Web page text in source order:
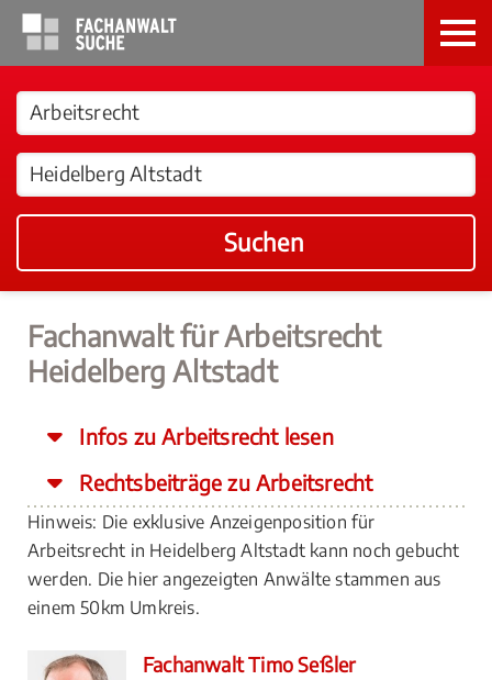
Suchen
Fachanwalt für Arbeitsrecht
Heidelberg Altstadt
Infos zu Arbeitsrecht lesen
Rechtsbeiträge zu Arbeitsrecht
Hinweis: Die exklusive Anzeigenposition für
Arbeitsrecht in Heidelberg Altstadt kann noch gebucht
werden. Die hier angezeigten Anwälte stammen aus
einem 50km Umkreis.
Fachanwalt Timo Seßler